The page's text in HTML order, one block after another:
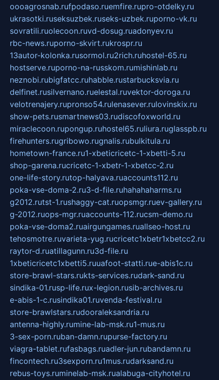
oooagrosnab.rufpodaso.ruemfire.rupro-otdelky.ru
ukrasotki.ruseksuzbek.ruseks-uzbek.ruporno-vk.ru
sovratili.ruolecoon.ruvd-dosug.ruadonyev.ru
rbc-news.ruporno-skvirt.rukrospr.ru
13autor-kolonka.rusormol.ru2rich.ruhostel-65.ru
hostserve.ruporno-na-russkom.rumishinlab.ru
neznobi.rubigfatcc.ruhabble.rustarbucksvia.ru
delfinet.rusilvernano.ruelestal.ruvektor-doroga.ru
velotrenajery.rupronso54.rulenasever.rulovinskix.ru
show-pets.rusmartnews03.rudiscofoxworld.ru
miraclecoon.rupongup.ruhostel65.ruliura.ruglasspb.ru
firehunters.rugribowo.rugnalis.rubulkitula.ru
hometown-france.ru1-xbeticricetc-1-xbetti-5.ru
shop-garena.rucricetc-1-xbetr-1-xbetcc-2.ru
one-life-story.rutop-halyava.ruaccounts112.ru
poka-vse-doma-2.ru3-d-file.ruhahahaharms.ru
g2012.rutst-1.rushaggy-cat.ruopsmgr.ruev-gallery.ru
g-2012.ruops-mgr.ruaccounts-112.rucsm-demo.ru
poka-vse-doma2.ruairgungames.ruallseo-host.ru
tehosmotre.ruvarieta-yug.rucricetc1xbetr1xbetcc2.ru
raytor-d.ruatillagunn.ru3d-file.ru
1xbeticricetc1xbetti5.ruuafoot-statti.rue-abis1c.ru
store-brawl-stars.rukts-services.rudark-sand.ru
sindika-01.rusp-life.rux-legion.rusib-archives.ru
e-abis-1-c.rusindika01.ruvenda-festival.ru
store-brawlstars.rudooraleksandria.ru
antenna-highly.rumine-lab-msk.ru1-mus.ru
3-sex-porn.ruban-damn.rupurse-factory.ru
viagra-tablet.rufasbags.ruadler-jun.rubandamn.ru
fincontech.ru3sexporn.ru1mus.rudarksand.ru
rebus-toys.ruminelab-msk.rualabuga-cityhotel.ru